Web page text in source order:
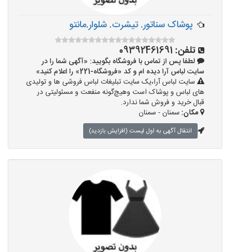
پوشاک سناتور. تیشرت. شلوار.مانتو
تلفن: 09392461691
لطفا پس از تماس با فروشگاه بگویید: «آگهی شما را در
سایت لباس آرا دیده ام و کد «فروشگاه-221» را اعلام کنید»
سایت لباس آرا،یک سایت تبلیغات لباس فروشی ها و تولیدی
های لباس و پوشاک است وهیچ‌گونه منفعت و مسئولیتی در
قبال خرید و فروش شما ندارد.
مکان: سمنان - سمنان
انتقال آگهی به اول لیست (افزایش بازدید)